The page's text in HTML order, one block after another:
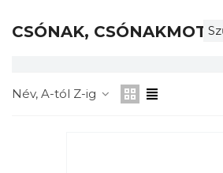
CSÓNAK,
Név, A-tól Z-ig